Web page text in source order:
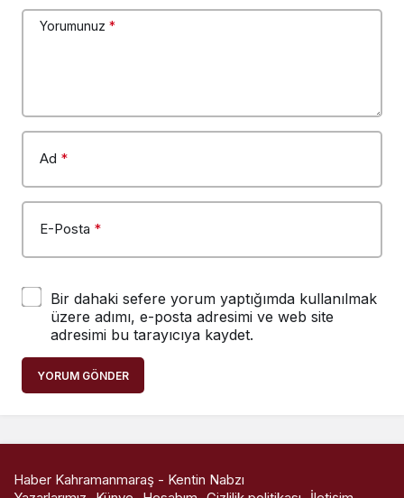
Yorumunuz *
Ad *
E-Posta *
Bir dahaki sefere yorum yaptığımda kullanılmak
üzere adımı, e-posta adresimi ve web site
adresimi bu tarayıcıya kaydet.
YORUM GÖNDER
Haber Kahramanmaraş - Kentin Nabzı